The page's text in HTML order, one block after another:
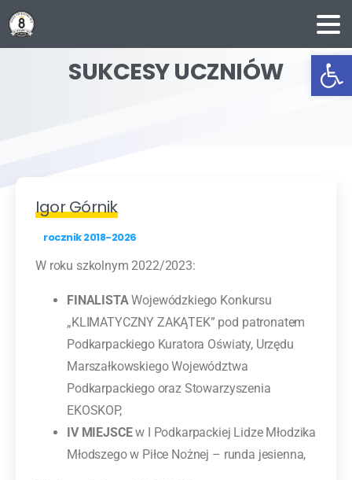
SUKCESYUCZNIÓW
Igor Górnik
rocznik 2018-2026
W roku szkolnym 2022/2023:
FINALISTAWojewódzkiego Konkursu
„KLIMATYCZNY ZAKĄTEK” pod patronatem
Podkarpackiego Kuratora Oświaty, Urzędu
Marszałkowskiego Województwa
Podkarpackiego oraz Stowarzyszenia
EKOSKOP,
IV MIEJSCEw I Podkarpackiej Lidze Młodzika
Młodszego w Piłce Nożnej – runda jesienna,